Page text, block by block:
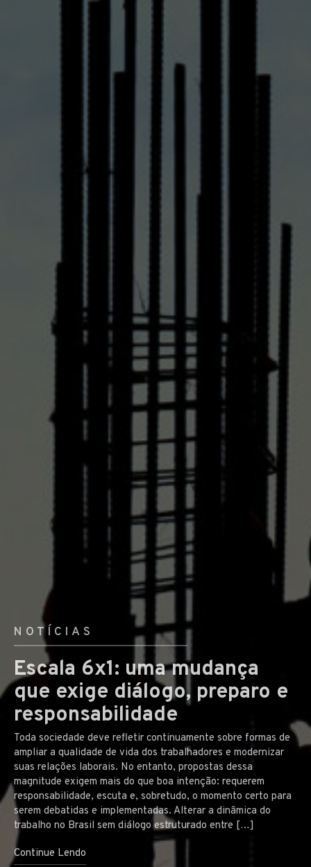
NOTÍCIAS
Escala 6x1: uma mudança
que exige diálogo, preparo e
responsabilidade
Toda sociedade deve refletir continuamente sobre formas de
ampliar a qualidade de vida dos trabalhadores e modernizar
suas relações laborais. No entanto, propostas dessa
magnitude exigem mais do que boa intenção: requerem
responsabilidade, escuta e, sobretudo, o momento certo para
serem debatidas e implementadas. Alterar a dinâmica do
trabalho no Brasil sem diálogo estruturado entre […]
Continue Lendo